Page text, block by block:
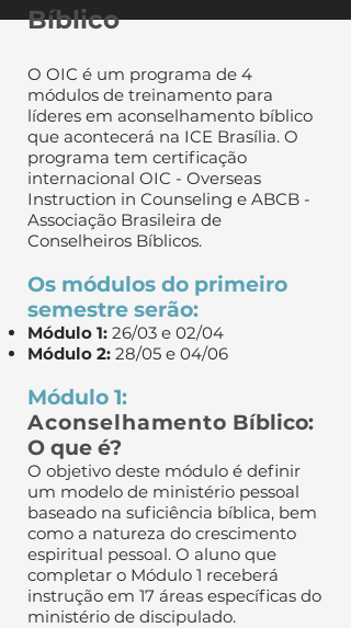
Bíblico
O OIC é um programa de 4
módulos de treinamento para
líderes em aconselhamento bíblico
que acontecerá na ICE Brasília. O
programa tem certificação
internacional OIC - Overseas
Instruction in Counseling e ABCB -
Associação Brasileira de
Conselheiros Bíblicos.
Os módulos do primeiro
semestre serão:
Módulo 1: 26/03 e 02/04
Módulo 2: 28/05 e 04/06
Módulo 1:
Aconselhamento Bíblico:
O que é?
O objetivo deste módulo é definir
um modelo de ministério pessoal
baseado na suficiência bíblica, bem
como a natureza do crescimento
espiritual pessoal. O aluno que
completar o Módulo 1 receberá
instrução em 17 áreas específicas do
ministério de discipulado.